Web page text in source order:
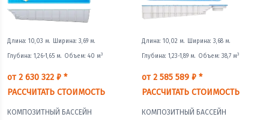
Длина: 10,03 м. Ширина: 3,69 м.
Глубина: 1,26-1,65 м. Объем: 40 м3
от 2 630 322 ₽ *
РАССЧИТАТЬ СТОИМОСТЬ
Длина: 10,02 м. Ширина: 3,68 м.
Глубина: 1,23-1,89 м. Объем: 38,7 м3
от 2 585 589 ₽ *
РАССЧИТАТЬ СТОИМОСТЬ
КОМПОЗИТНЫЙ БАССЕЙН КОМПОЗИТНЫЙ БАССЕЙН